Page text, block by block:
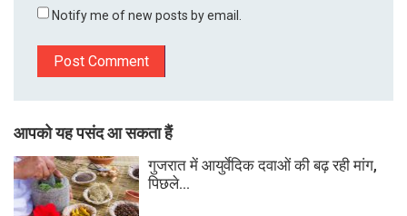
Notify me of new posts by email.
आपको यह पसंद आ सकता हैं
गुजरात में आयुर्वेदिक दवाओं की बढ़ रही मांग,
पिछले...